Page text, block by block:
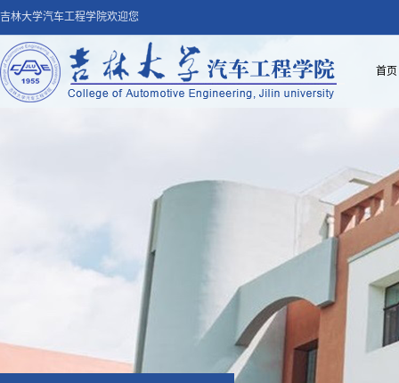
吉林大学汽车工程学院欢迎您
首页